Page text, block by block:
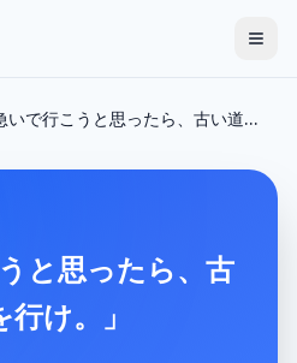
いで行こうと思ったら、古い道...
と思ったら、古
行け。」